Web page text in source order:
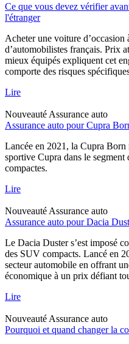
Ce que vous devez vérifier
l'étranger
Acheter une voiture d’occasion
d’automobilistes français. Prix
mieux équipés expliquent cet
comporte des risques
Lire
Nouveauté Assurance auto
Assurance auto pour Cupra
Lancée en 2021, la Cupra Born
sportive Cupra dans le
compactes.
Lire
Nouveauté Assurance auto
Assurance auto pour Dacia
Le Dacia Duster s’est imposé
des SUV compacts. Lancé en
secteur automobile en offrant
économique à un prix défiant
Lire
Nouveauté Assurance auto
Pourquoi et quand changer la